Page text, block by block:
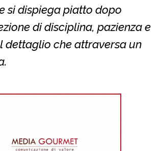
si dispiega piatto dopo
di disciplina, pazienza e
dettaglio che attraversa un